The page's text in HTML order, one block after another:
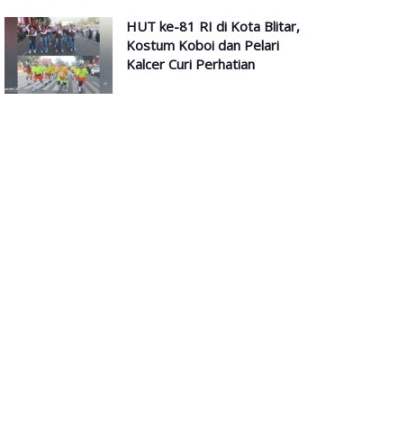
HUT ke-81 RI di Kota Blitar,
Kostum Koboi dan Pelari
Kalcer Curi Perhatian